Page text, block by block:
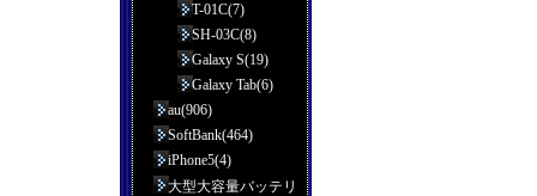
T-01C(7)
SH-03C(8)
Galaxy S(19)
Galaxy Tab(6)
au(906)
SoftBank(464)
iPhone5(4)
大型大容量バッテリ